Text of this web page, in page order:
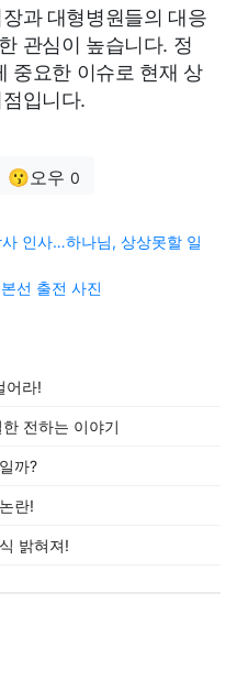
과 대형병원들의 대응
관심이 높습니다. 정
중요한 이슈로 현재 상
입니다.
😗오우 0
인사…하나님, 상상못할 일
선 출전 사진
어라!
전하는 이야기
까?
란!
밝혀져!